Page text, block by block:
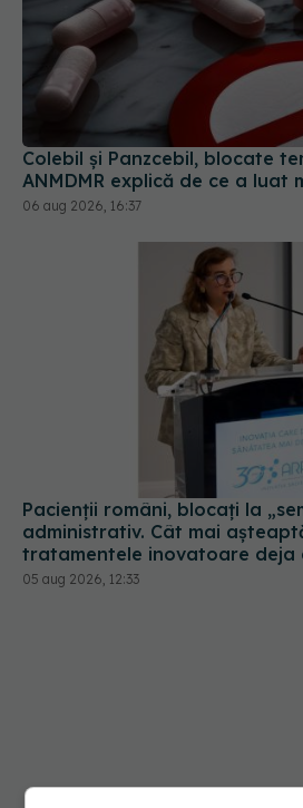
Colebil și Panzcebil, blocate
ANMDMR explică de ce a luat
06 aug 2026, 16:37
Pacienții români, blocați la
administrativ. Cât mai
tratamentele inovatoare deja